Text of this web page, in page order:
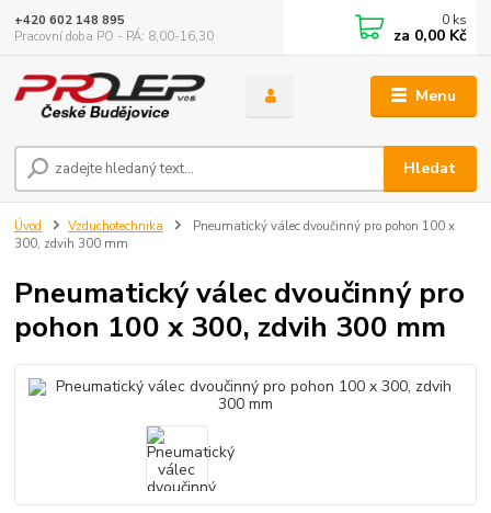
Menu
Hledat
+420 602 148 895
Pracovní doba PO - PÁ: 8,00-16,30
0 ks
za 0,00 Kč
Úvod Vzduchotechnika
Pneumatický válec dvoučinný pro pohon 100 x
300, zdvih 300 mm
Pneumatický válec dvoučinný pro
pohon 100 x 300, zdvih 300 mm